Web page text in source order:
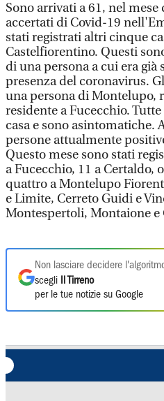
Sono arrivati a 61, nel
accertati di Covid-19
stati registrati altri cinque
Castelfiorentino. Questi
di una persona a cui era già
presenza del coronavirus.
una persona di Montelupo,
residente a Fucecchio.
casa e sono asintomatiche.
persone attualmente
Questo mese sono stati
a Fucecchio, 11 a Certaldo,
quattro a Montelupo
e Limite, Cerreto Guidi e
Montespertoli, Montaione
Non lasciare decidere
scegli
Il Tirreno
per le tue notizie su Google